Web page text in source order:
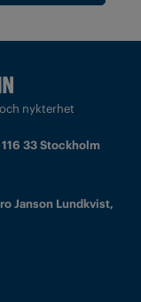
nykterhet
33 Stockholm
Janson Lundkvist,